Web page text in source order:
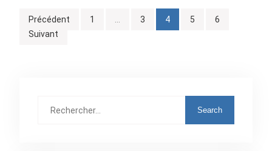
Pagination
des
Précédent 1 3 4 5
6
Suivant